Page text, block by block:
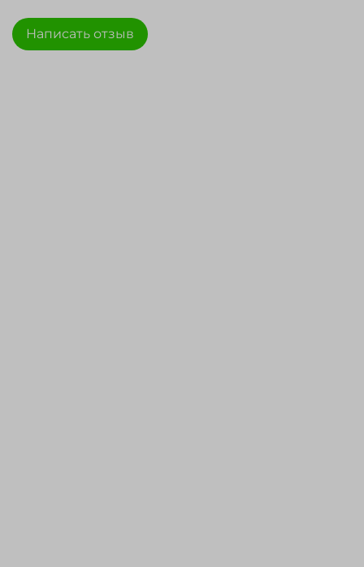
Написать отзыв